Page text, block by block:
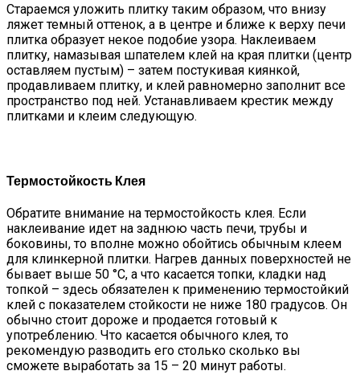
Стараемся уложить плитку таким образом, что внизу
ляжет темный оттенок, а в центре и ближе к верху печи
плитка образует некое подобие узора. Наклеиваем
плитку, намазывая шпателем клей на края плитки (центр
оставляем пустым) – затем постукивая киянкой,
продавливаем плитку, и клей равномерно заполнит все
пространство под ней. Устанавливаем крестик между
плитками и клеим следующую.
Термостойкость Клея
Обратите внимание на термостойкость клея. Если
наклеивание идет на заднюю часть печи, трубы и
боковины, то вполне можно обойтись обычным клеем
для клинкерной плитки. Нагрев данных поверхностей не
бывает выше 50 °С, а что касается топки, кладки над
топкой – здесь обязателен к применению термостойкий
клей с показателем стойкости не ниже 180 градусов. Он
обычно стоит дороже и продается готовый к
употреблению. Что касается обычного клея, то
рекомендую разводить его столько сколько вы
сможете выработать за 15 – 20 минут работы.